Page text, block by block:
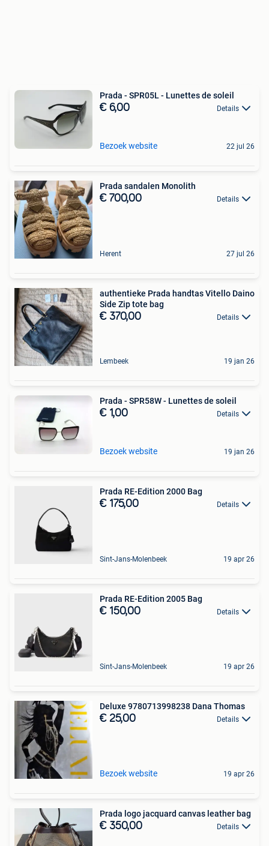
Prada - SPR05L - Lunettes de soleil
€ 6,00 Details
Bezoek website 22 jul 26
Prada sandalen Monolith
€ 700,00 Details
Herent 27 jul 26
authentieke Prada handtas Vitello Daino
Side Zip tote bag
€ 370,00 Details
Lembeek 19 jan 26
Prada - SPR58W - Lunettes de soleil
€ 1,00 Details
Bezoek website 19 jan 26
Prada RE-Edition 2000 Bag
€ 175,00 Details
Sint-Jans-Molenbeek 19 apr 26
Prada RE-Edition 2005 Bag
€ 150,00 Details
Sint-Jans-Molenbeek 19 apr 26
Deluxe 9780713998238 Dana Thomas
€ 25,00 Details
Bezoek website 19 apr 26
Prada logo jacquard canvas leather bag
€ 350,00 Details